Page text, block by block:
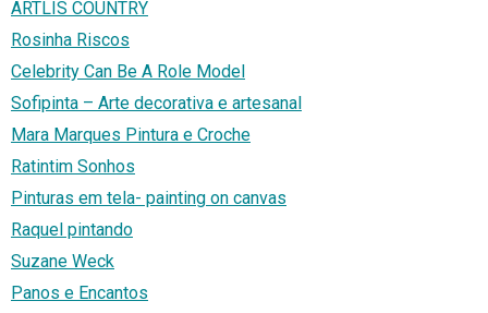
ARTLIS COUNTRY
Rosinha Riscos
Celebrity Can Be A Role Model
Sofipinta – Arte decorativa e artesanal
Mara Marques Pintura e Croche
Ratintim Sonhos
Pinturas em tela- painting on canvas
Raquel pintando
Suzane Weck
Panos e Encantos